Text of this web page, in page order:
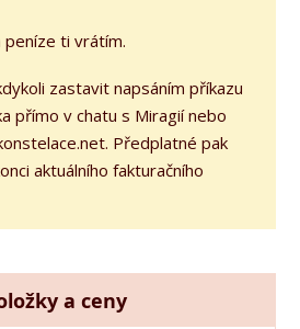
peníze ti vrátím.
zastavit napsáním příkazu
přímo v chatu s Miragií nebo
Předplatné pak
aktuálního fakturačního
a ceny